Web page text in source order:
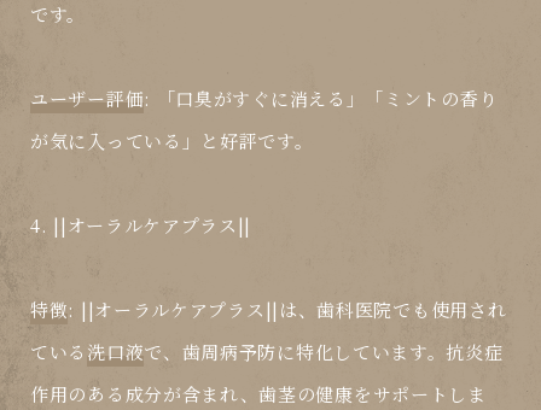
です。
ユーザー評価: 「口臭がすぐに消える」「ミントの香り
が気に入っている」と好評です。
4. ||オーラルケアプラス||
特徴: ||オーラルケアプラス||は、歯科医院でも使用され
ている洗口液で、歯周病予防に特化しています。抗炎症
作用のある成分が含まれ、歯茎の健康をサポートしま